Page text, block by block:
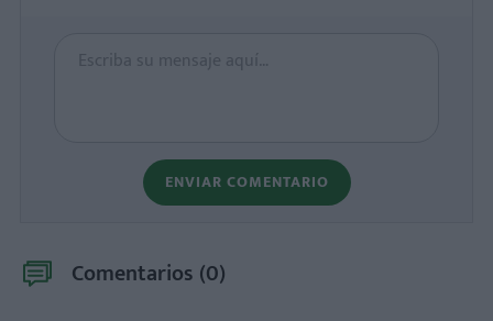
ENVIAR COMENTARIO
Comentarios (0)